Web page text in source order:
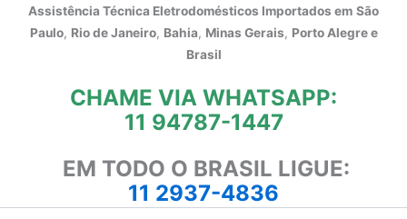
Assistência Técnica Eletrodomésticos Importados em São
Paulo, Rio de Janeiro, Bahia, Minas Gerais, Porto Alegre e
Brasil
CHAME VIA WHATSAPP:
11 94787-1447
EM TODO O BRASIL LIGUE:
11 2937-4836